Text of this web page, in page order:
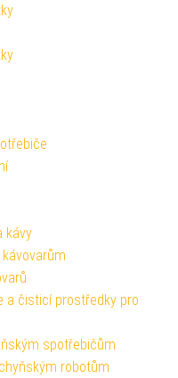
kávy
a čisticí prostředky pro
spotřebičům
robotům